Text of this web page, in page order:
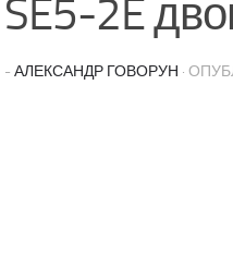
SE5-2E
- АЛЕКСАНДР ГОВОРУН ·